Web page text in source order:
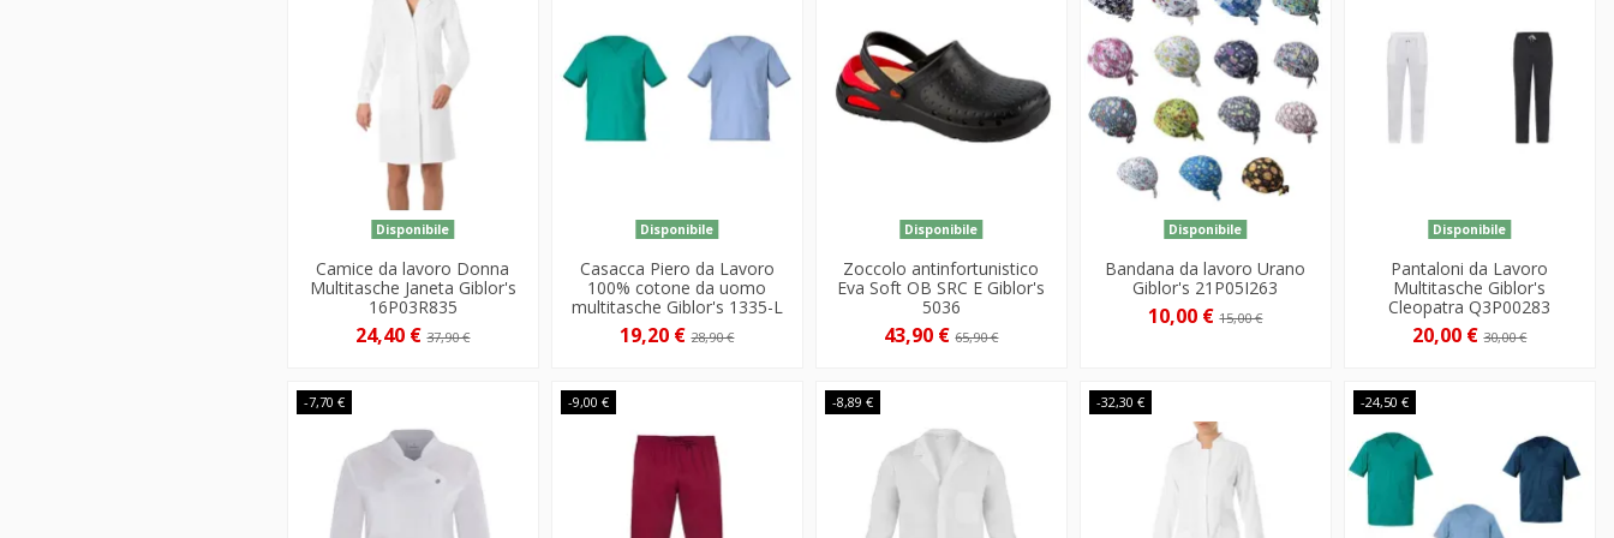
Disponibile
Camice da lavoro Donna
Multitasche Janeta Giblor's
16P03R835
24,40 €37,90 €
Disponibile
Casacca Piero da Lavoro
100% cotone da uomo
multitasche Giblor's 1335-L
19,20 €28,90 €
Disponibile
Zoccolo antinfortunistico
Eva Soft OB SRC E Giblor's
5036
43,90 €65,90 €
Disponibile
Bandana da lavoro Urano
Giblor's 21P05I263
10,00 €15,00 €
Disponibile
Pantaloni da Lavoro
Multitasche Giblor's
Cleopatra Q3P00283
20,00 €30,00 €
-7,70 € -9,00 € -8,89 € -32,30 € -24,50 €